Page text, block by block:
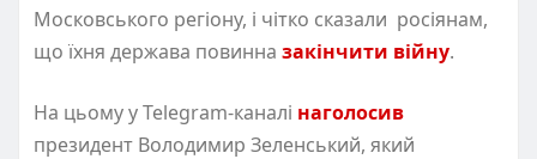
Московського регіону, і чітко сказали росіянам,
що їхня держава повинна закінчити війну.
На цьому у Telegram-каналі наголосив
президент Володимир Зеленський, який